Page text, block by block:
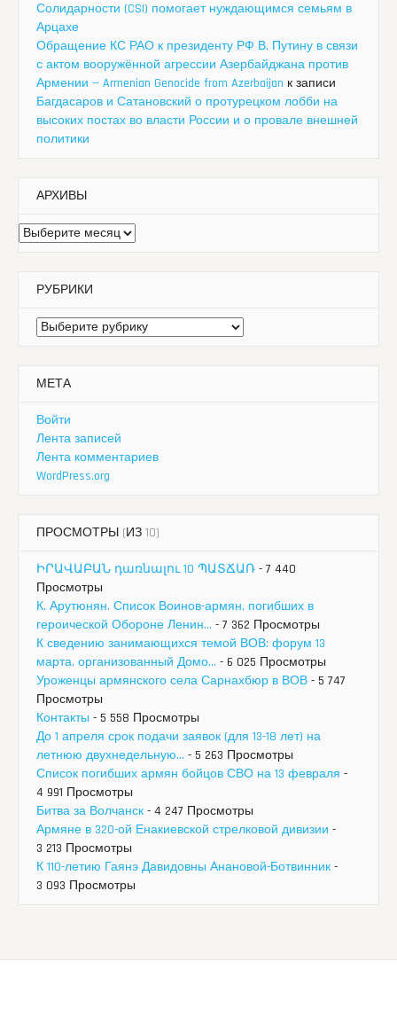
Солидарности (CSI) помогает нуждающимся семьям в
Арцахе
Обращение КС РАО к президенту РФ В. Путину в связи
с актом вооружённой агрессии Азербайджана против
Армении — Armenian Genocide from Azerbaijan к записи
Багдасаров и Сатановский о протурецком лобби на
высоких постах во власти России и о провале внешней
политики
АРХИВЫ
Архивы
РУБРИКИ
Рубрики
МЕТА
Войти
Лента записей
Лента комментариев
WordPress.org
ПРОСМОТРЫ (ИЗ 10)
ԻՐԱՎԱԲԱՆ դառնալու 10 ՊԱՏՃԱՌ - 7 440
Просмотры
К. Арутюнян. Список Воинов-армян, погибших в
героической Обороне Ленин... - 7 362 Просмотры
К сведению занимающихся темой ВОВ: форум 13
марта, организованный Домо... - 6 025 Просмотры
Уроженцы армянского села Сарнахбюр в ВОВ - 5 747
Просмотры
Контакты - 5 558 Просмотры
До 1 апреля срок подачи заявок (для 13-18 лет) на
летнюю двухнедельную... - 5 263 Просмотры
Список погибших армян бойцов СВО на 13 февраля -
4 991 Просмотры
Битва за Волчанск - 4 247 Просмотры
Армяне в 320-ой Енакиевской стрелковой дивизии -
3 213 Просмотры
К 110-летию Гаянэ Давидовны Анановой-Ботвинник -
3 093 Просмотры